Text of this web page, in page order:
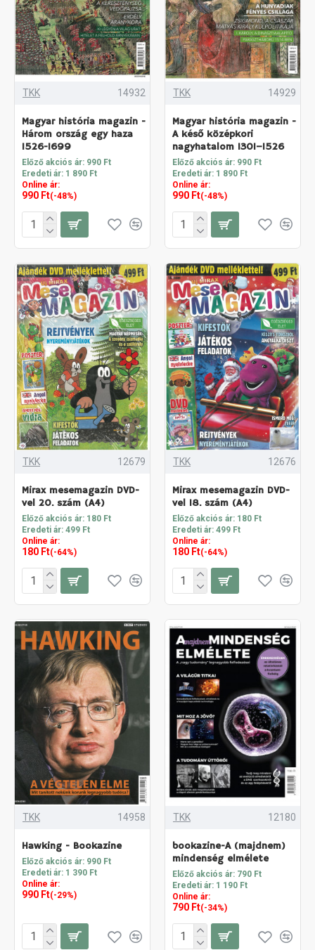
TKK 14932
Magyar história magazin -
Három ország egy haza
1526-1699
Előző akciós ár: 990 Ft
Eredeti ár: 1 890 Ft
Online ár:
990 Ft(-48%)
TKK 14929
Magyar história magazin -
A késő középkori
nagyhatalom 1301–1526
Előző akciós ár: 990 Ft
Eredeti ár: 1 890 Ft
Online ár:
990 Ft(-48%)
TKK 12679
Mirax mesemagazin DVD-
vel 20. szám (A4)
Előző akciós ár: 180 Ft
Eredeti ár: 499 Ft
Online ár:
180 Ft(-64%)
TKK 12676
Mirax mesemagazin DVD-
vel 18. szám (A4)
Előző akciós ár: 180 Ft
Eredeti ár: 499 Ft
Online ár:
180 Ft(-64%)
TKK 14958
Hawking - Bookazine
Előző akciós ár: 990 Ft
Eredeti ár: 1 390 Ft
Online ár:
990 Ft(-29%)
TKK 12180
bookazine-A (majdnem)
mindenség elmélete
Előző akciós ár: 790 Ft
Eredeti ár: 1 190 Ft
Online ár:
790 Ft(-34%)